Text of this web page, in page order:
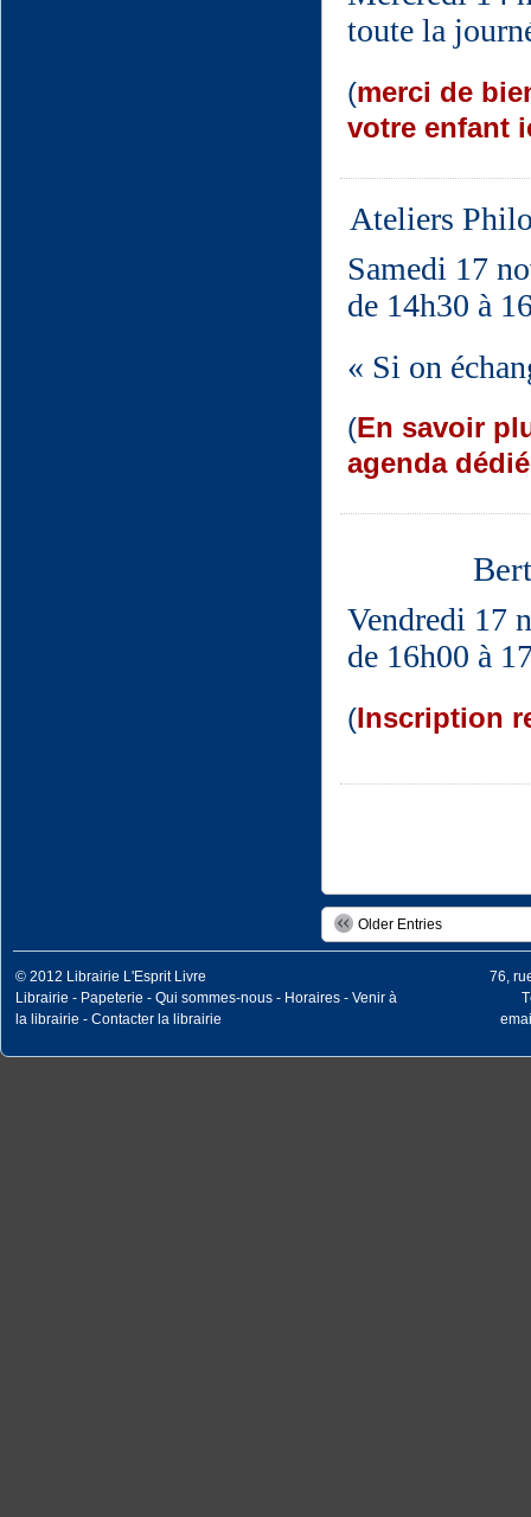
toute la
(merci de
votre enfant
Ateliers
Samedi 17
de 14h30 à
« Si on
(En savoir
agenda
Vendredi 17
de 16h00 à
(Inscription
Older Entries
© 2012 Librairie L'Esprit Livre
Librairie - Papeterie - Qui sommes-nous - Horaires - Venir à
la librairie - Contacter la librairie
76,